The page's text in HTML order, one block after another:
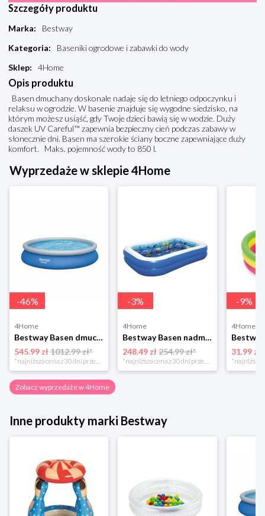
Szczegóły produktu
Marka:
Bestway
Kategoria:
Baseniki ogrodowe i zabawki do wody
Sklep: 4Home
Opis produktu
Basen dmuchany doskonale nadaje się do letniego odpoczynku i
relaksu w ogrodzie. W basenie znajduje się wygodne siedzisko, na
którym możesz usiąść, gdy Twoje dzieci bawią się w wodzie. Duży
daszek UV Careful™ zapewnia bezpieczny cień podczas zabawy w
słonecznie dni. Basen ma szerokie ściany boczne zapewniające duży
komfort. Maks. pojemność wody to 850 l.
Wyprzedaże w sklepie 4Home
-46%
4Home
Bestway Basen dmuchany Fast Set, śr. 457 cm, wys. 84 cm
545.99 zł1012.99 zł*
*najniższa cena z 30 dni przed obniżką
-3%
4Home
Bestway Basen nadmuchiwany 3D świat morski, 262 x 175 x 51 cm
248.49 zł 254.99 zł*
*najniższa cena z 30 dni przed obniżką
-9%
4Home
31.99 zł
Zobacz wyprzedaże w 4Home
Inne produkty marki Bestway